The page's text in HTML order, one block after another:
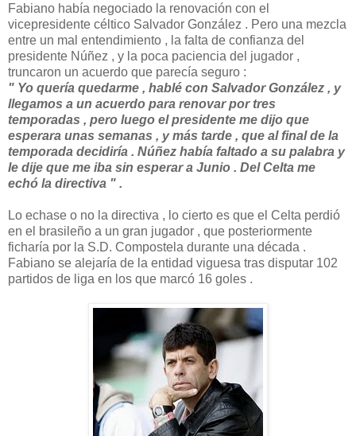
Fabiano había negociado la renovación con el
vicepresidente céltico Salvador González . Pero una mezcla
entre un mal entendimiento , la falta de confianza del
presidente Núñez , y la poca paciencia del jugador ,
truncaron un acuerdo que parecía seguro :
" Yo quería quedarme , hablé con Salvador González , y
llegamos a un acuerdo para renovar por tres
temporadas , pero luego el presidente me dijo que
esperara unas semanas , y más tarde , que al final de la
temporada decidiría . Núñez había faltado a su palabra y
le dije que me iba sin esperar a Junio . Del Celta me
echó la directiva " .
Lo echase o no la directiva , lo cierto es que el Celta perdió
en el brasileño a un gran jugador , que posteriormente
ficharía por la S.D. Compostela durante una década .
Fabiano se alejaría de la entidad viguesa tras disputar 102
partidos de liga en los que marcó 16 goles .